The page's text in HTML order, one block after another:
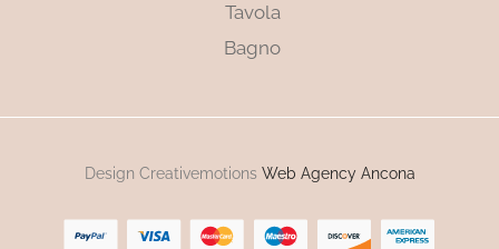
Tavola
Bagno
Design Creativemotions Web Agency Ancona